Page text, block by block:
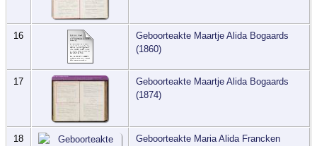
16
Geboorteakte Maartje Alida Bogaards
(1860)
17
Geboorteakte Maartje Alida Bogaards
(1874)
18
Geboorteakte Maria Alida Francken